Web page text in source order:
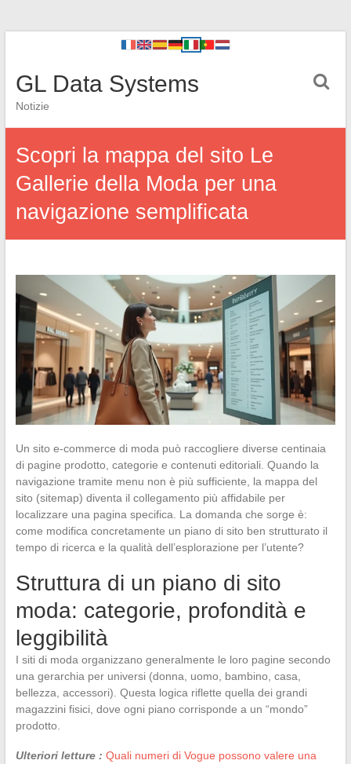
GL Data Systems
Notizie
Scopri la mappa del sito Le
Gallerie della Moda per una
navigazione semplificata
Un sito e-commerce di moda può raccogliere diverse centinaia
di pagine prodotto, categorie e contenuti editoriali. Quando la
navigazione tramite menu non è più sufficiente, la mappa del
sito (sitemap) diventa il collegamento più affidabile per
localizzare una pagina specifica. La domanda che sorge è:
come modifica concretamente un piano di sito ben strutturato il
tempo di ricerca e la qualità dell’esplorazione per l’utente?
Struttura di un piano di sito
moda: categorie, profondità e
leggibilità
I siti di moda organizzano generalmente le loro pagine secondo
una gerarchia per universi (donna, uomo, bambino, casa,
bellezza, accessori). Questa logica riflette quella dei grandi
magazzini fisici, dove ogni piano corrisponde a un “mondo”
prodotto.
Ulteriori letture : Quali numeri di Vogue possono valere una